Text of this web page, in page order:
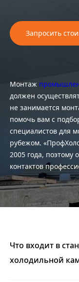
Запросить
Монтаж
должен
не занимается
помочь вам с
специалистов для
рубежом.
2005 года,
контактов
Что входит в
холодильной